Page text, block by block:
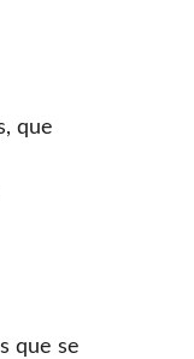
que
que se